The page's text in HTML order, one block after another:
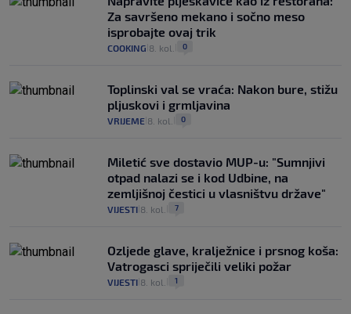
Za savršeno mekano i sočno meso
isprobajte ovaj trik
COOKING 8. kol. 0
Toplinski val se vraća: Nakon bure, stižu
pljuskovi i grmljavina
VRIJEME 8. kol. 0
Miletić sve dostavio MUP-u: "Sumnjivi
otpad nalazi se i kod Udbine, na
zemljišnoj čestici u vlasništvu države"
VIJESTI 8. kol. 7
Ozljede glave, kralježnice i prsnog koša:
Vatrogasci spriječili veliki požar
VIJESTI 8. kol. 1